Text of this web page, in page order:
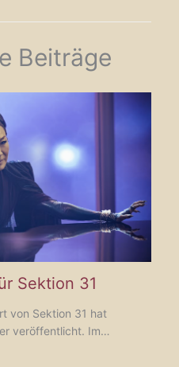
Beiträge
Sektion 31
von Sektion 31 hat
veröffentlicht. Im…